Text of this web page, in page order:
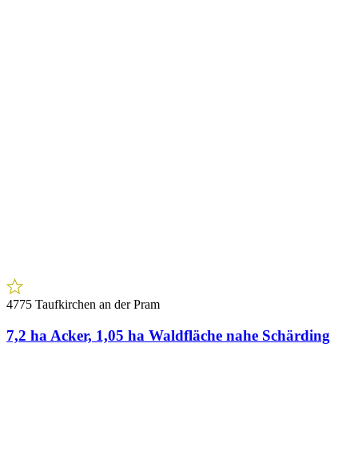
4775 Taufkirchen an der Pram
7,2 ha Acker, 1,05 ha Waldfläche nahe Schärding